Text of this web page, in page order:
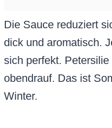
Die Sauce reduziert
dick und aromatisch.
sich perfekt.
obendrauf. Das ist
Winter.